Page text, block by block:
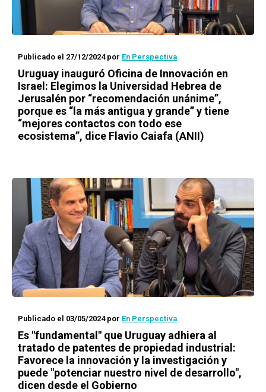
Publicado el 27/12/2024por En Perspectiva
Uruguay inauguró Oficina de Innovación en
Israel: Elegimos la Universidad Hebrea de
Jerusalén por “recomendación unánime”,
porque es “la más antigua y grande” y tiene
“mejores contactos con todo ese
ecosistema”, dice Flavio Caiafa (ANII)
Publicado el 03/05/2024por En Perspectiva
Es "fundamental" que Uruguay adhiera al
tratado de patentes de propiedad industrial:
Favorece la innovación y la investigación y
puede "potenciar nuestro nivel de desarrollo",
dicen desde el Gobierno